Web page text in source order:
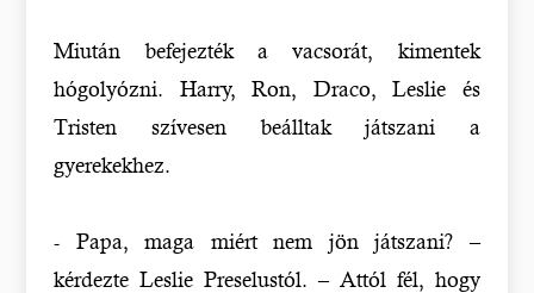
Miután befejezték a vacsorát, kimentek
hógolyózni. Harry, Ron, Draco, Leslie és
Tristen szívesen beálltak játszani a
gyerekekhez.
- Papa, maga miért nem jön játszani? –
kérdezte Leslie Preselustól. – Attól fél, hogy